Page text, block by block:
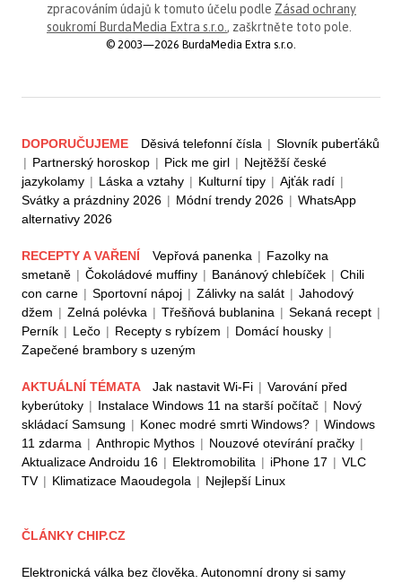
zpracováním údajů k tomuto účelu podle Zásad ochrany
soukromí BurdaMedia Extra s.r.o., zaškrtněte toto pole.
© 2003—2026 BurdaMedia Extra s.r.o.
DOPORUČUJEME Děsivá telefonní čísla | Slovník puberťáků
| Partnerský horoskop | Pick me girl | Nejtěžší české
jazykolamy | Láska a vztahy | Kulturní tipy | Ajťák radí |
Svátky a prázdniny 2026 | Módní trendy 2026 | WhatsApp
alternativy 2026
RECEPTY A VAŘENÍ Vepřová panenka | Fazolky na
smetaně | Čokoládové muffiny | Banánový chlebíček | Chili
con carne | Sportovní nápoj | Zálivky na salát | Jahodový
džem | Zelná polévka | Třešňová bublanina | Sekaná recept |
Perník | Lečo | Recepty s rybízem | Domácí housky |
Zapečené brambory s uzeným
AKTUÁLNÍ TÉMATA Jak nastavit Wi-Fi | Varování před
kyberútoky | Instalace Windows 11 na starší počítač | Nový
skládací Samsung | Konec modré smrti Windows? | Windows
11 zdarma | Anthropic Mythos | Nouzové otevírání pračky |
Aktualizace Androidu 16 | Elektromobilita | iPhone 17 | VLC
TV | Klimatizace Maoudegola | Nejlepší Linux
ČLÁNKY CHIP.CZ
Elektronická válka bez člověka. Autonomní drony si samy